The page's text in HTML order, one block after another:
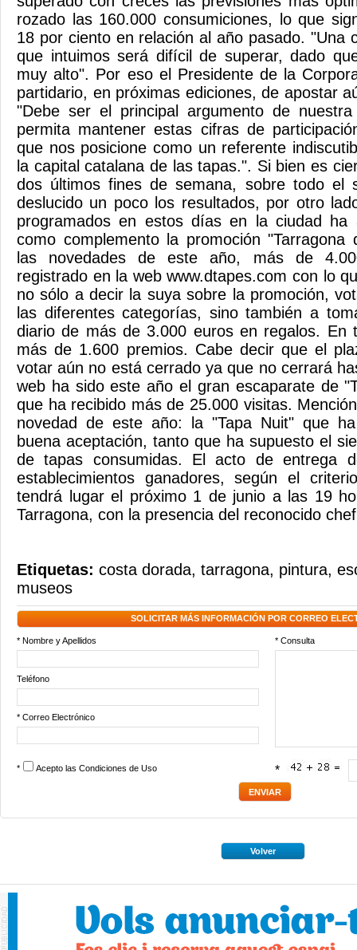
rozado las 160.000 consumiciones, lo que
18 por ciento en relación al año pasado. "Una
que intuimos será difícil de superar, dado
muy alto". Por eso el Presidente de la
partidario, en próximas ediciones, de apostar
"Debe ser el principal argumento de
permita mantener estas cifras de
que nos posicione como un referente
la capital catalana de las tapas.". Si bien es
dos últimos fines de semana, sobre todo el
deslucido un poco los resultados, por otro
programados en estos días en la ciudad ha
como complemento la promoción "Tarragona
las novedades de este año, más de
registrado en la web www.dtapes.com con lo
no sólo a decir la suya sobre la promoción,
las diferentes categorías, sino también a
diario de más de 3.000 euros en regalos. En
más de 1.600 premios. Cabe decir que el
votar aún no está cerrado ya que no cerrará
web ha sido este año el gran escaparate de
que ha recibido más de 25.000 visitas.
novedad de este año: la "Tapa Nuit" que
buena aceptación, tanto que ha supuesto el
de tapas consumidas. El acto de entrega
establecimientos ganadores, según el
tendrá lugar el próximo 1 de junio a las 19
Tarragona, con la presencia del reconocido
Etiquetas: costa dorada, tarragona, pintura,
museos
SOLICITAR MÁS INFORMACIÓN POR CORREO
* Nombre y Apellidos * Consulta
Teléfono
* Correo Electrónico
* Acepto las Condiciones de Uso *
Volver